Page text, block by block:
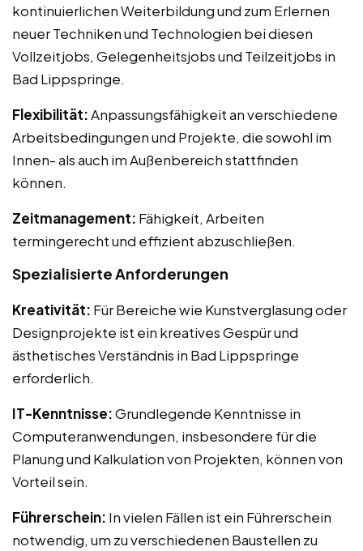
kontinuierlichen Weiterbildung und zum Erlernen
neuer Techniken und Technologien bei diesen
Vollzeitjobs, Gelegenheitsjobs und Teilzeitjobs in
Bad Lippspringe.
Flexibilität:Anpassungsfähigkeit an verschiedene
Arbeitsbedingungen und Projekte, die sowohl im
Innen- als auch im Außenbereich stattfinden
können.
Zeitmanagement: Fähigkeit, Arbeiten
termingerecht und effizient abzuschließen.
Spezialisierte Anforderungen
Kreativität: Für Bereiche wie Kunstverglasung oder
Designprojekte ist ein kreatives Gespür und
ästhetisches Verständnis in Bad Lippspringe
erforderlich.
IT-Kenntnisse:Grundlegende Kenntnisse in
Computeranwendungen, insbesondere für die
Planung und Kalkulation von Projekten, können von
Vorteil sein.
Führerschein: In vielen Fällen ist ein Führerschein
notwendig, um zu verschiedenen Baustellen zu